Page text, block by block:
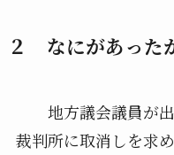
２ なにがあった
地方議会議員が出
裁判所に取消しを求め